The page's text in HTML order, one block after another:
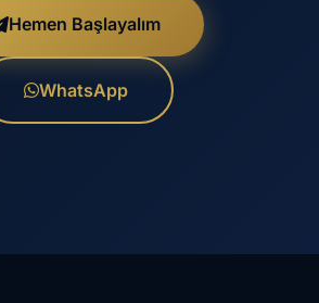
Hemen Başlayalım
WhatsApp